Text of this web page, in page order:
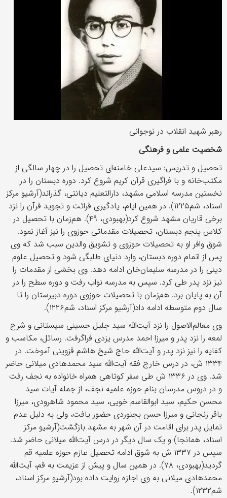
رهبر شهید انقلاب در نوجوانی
شخصیت علمی و فرهنگی
تحصیل و تدریس: سیدعلی خامنه‌ای تحصیل را در چهار سالگی از
مکتب‌خانه و با فراگیری قرآن کریم شروع کرد. دوره دبستان را در
نخستین مدرسه اسلامی مشهد، دارالتعلیم دیانتی، گذراند(آرشیو مرکز
اسناد، شم۱۲۲۵). در همین ایام، یادگیری قرائت و تجوید قرآن را نزد
برخی قاریان مشهد شروع کرد(بهبودی، ۴۹). هم‌زمان با تحصیل در
کلاس پنجم دبستان، تحصیلات مقدماتی حوزوی را نیز آغاز نمود.
شوق وافر او به تحصیلات حوزوی و تشویق والدین سبب شد که وی
پس از اتمام دوره دبستان، وارد دنیای طلبگی شود و تحصیل علوم
دینی را در مدرسه سلیمان‌خان ادامه دهد. وی بخشی از مقدمات را
نیز نزد پدر طی کرد. سپس به مدرسه نواب رفت و دوره سطح را در
آن به پایان برد. هم‌زمان با تحصیلات حوزوی دوره دبیرستان را تا
سال دوم متوسطه ادامه داد(آرشیو مرکز اسناد، شم۱۲۲۶).
وی معالم‌الاصول را نزد آیت‌الله سید جلیل حسینی سیستانی و شرح
لمعه را نزد پدر و میرزا احمد مدرس یزدی فراگرفت. رسائل، مکاسب و
کفایه را نیز نزد پدر و آیت‌الله حاج شیخ هاشم قزوینی آموخت. در
۱۳۳۴ ش، در درس خارج فقه آیت‌الله سید محمدهادی میلانی حاضر
شد. وی در ۱۳۳۶ ش طی سفر کوتاهی همراه خانواده به نجف رفت
و در دروس مدرسان بنام حوزه علمیه نجف، از جمله آیات سید
محسن حکیم، سید ابوالقاسم خویی، سید محمود شاهرودی، میرزا
باقر زنجانی و میرزا حسن بجنوردی حضور یافت، ولی به دلیل عدم
تمایل پدر برای اقامت در آن شهر به مشهد بازگشت(آرشیو مرکز
اسناد، همانجا) و یک سال دیگر در درس آیت‌الله میلانی حاضر شد.
سپس در ۱۳۳۷ ش به شوق ادامه تحصیل عازم حوزه علمیه قم
گردید(بهبودی، ۷۸). در همین سال و پیش از عزیمت به قم، آیت‌الله
محمدهادی میلانی به وی اجازه روایت داده بود(آرشیو مرکز اسناد،
شم۱۲۳۲).